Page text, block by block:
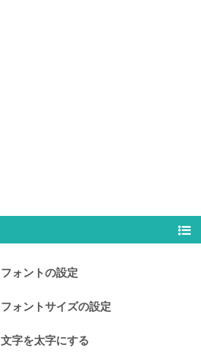
フォントの設定
フォントサイズの設定
文字を太字にする